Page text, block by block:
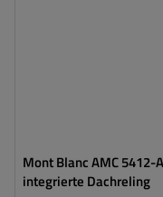
Mont Blanc AMC
integrierte Dachreling